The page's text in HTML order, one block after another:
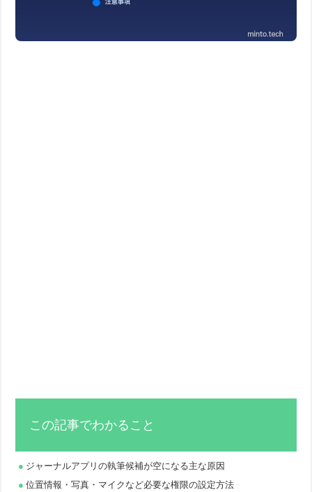
この記事でわかること
ジャーナルアプリの執筆候補が空になる主な原因
位置情報・写真・マイクなど必要な権限の設定方法